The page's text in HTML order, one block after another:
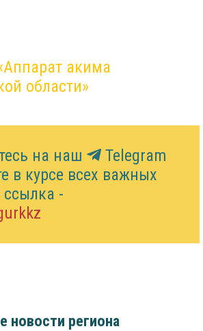
акима
области»
на наш
Telegram
в курсе всех важных
ссылка -
новости региона